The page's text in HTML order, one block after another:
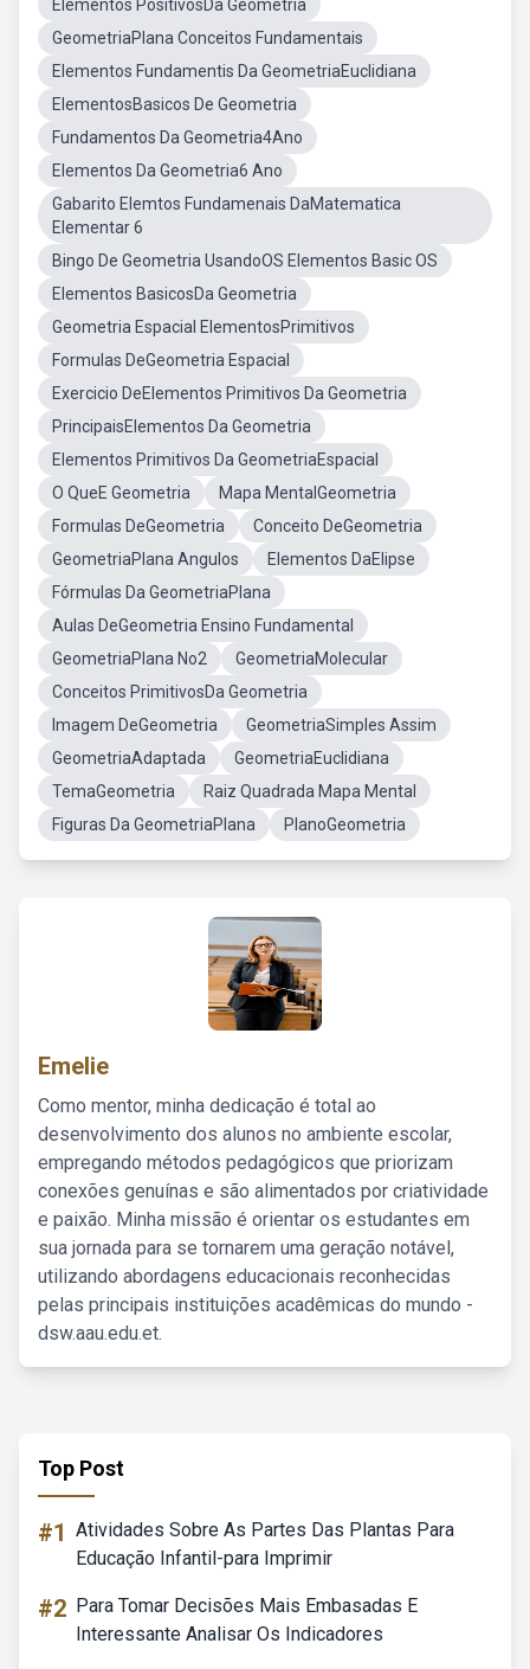
Elementos PositivosDa Geometria
GeometriaPlana Conceitos Fundamentais
Elementos Fundamentis Da GeometriaEuclidiana
ElementosBasicos De Geometria
Fundamentos Da Geometria4Ano
Elementos Da Geometria6 Ano
Gabarito Elemtos Fundamenais DaMatematica
Elementar 6
Bingo De Geometria UsandoOS Elementos Basic OS
Elementos BasicosDa Geometria
Geometria Espacial ElementosPrimitivos
Formulas DeGeometria Espacial
Exercicio DeElementos Primitivos Da Geometria
PrincipaisElementos Da Geometria
Elementos Primitivos Da GeometriaEspacial
O QueE Geometria
Mapa MentalGeometria
Formulas DeGeometria
Conceito DeGeometria
GeometriaPlana Angulos
Elementos DaElipse
Fórmulas Da GeometriaPlana
Aulas DeGeometria Ensino Fundamental
GeometriaPlana No2
GeometriaMolecular
Conceitos PrimitivosDa Geometria
Imagem DeGeometria
GeometriaSimples Assim
GeometriaAdaptada
GeometriaEuclidiana
TemaGeometria
Raiz Quadrada Mapa Mental
Figuras Da GeometriaPlana
PlanoGeometria
Emelie
Como mentor, minha dedicação é total ao
desenvolvimento dos alunos no ambiente escolar,
empregando métodos pedagógicos que priorizam
conexões genuínas e são alimentados por criatividade
e paixão. Minha missão é orientar os estudantes em
sua jornada para se tornarem uma geração notável,
utilizando abordagens educacionais reconhecidas
pelas principais instituições acadêmicas do mundo -
dsw.aau.edu.et.
Top Post
#1 Atividades Sobre As Partes Das Plantas Para
Educação Infantil-para Imprimir
#2 Para Tomar Decisões Mais Embasadas E
Interessante Analisar Os Indicadores